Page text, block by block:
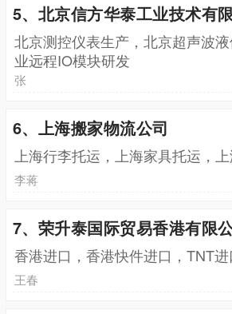
5、北京信方华泰工业技术有
北京测控仪表生产，北京超声波
业远程IO模块研发
张
6、上海搬家物流公司
上海行李托运，上海家具托运，
李蒋
7、荣升泰国际贸易香港有限
香港进口，香港快件进口，TNT进
王春